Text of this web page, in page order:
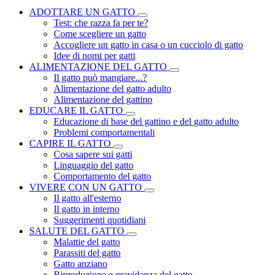
ADOTTARE UN GATTO
Test: che razza fa per te?
Come scegliere un gatto
Accogliere un gatto in casa o un cucciolo di gatto
Idee di nomi per gatti
ALIMENTAZIONE DEL GATTO
Il gatto può mangiare...?
Alimentazione del gatto adulto
Alimentazione del gattino
EDUCARE IL GATTO
Educazione di base del gattino e del gatto adulto
Problemi comportamentali
CAPIRE IL GATTO
Cosa sapere sui gatti
Linguaggio del gatto
Comportamento del gatto
VIVERE CON UN GATTO
Il gatto all'esterno
Il gatto in interno
Suggerimenti quotidiani
SALUTE DEL GATTO
Malattie del gatto
Parassiti del gatto
Gatto anziano